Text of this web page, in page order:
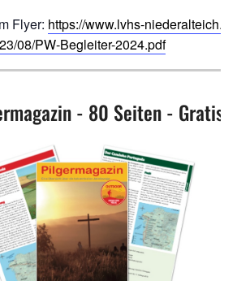
Flyer: https://www.lvhs-
08/PW-Begleiter-2024.pdf
- 80 Seiten - Gratis!